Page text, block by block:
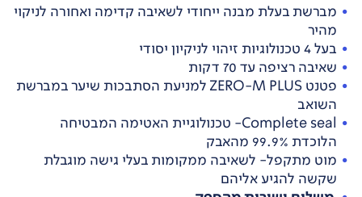
מברשת בעלת מבנה ייחודי לשאיבה קדימה ואחורה לניקוי
מהיר
בעל 4 טכנולוגיות זיהוי לניקיון יסודי
שאיבה רציפה עד 70 דקות
פטנט ZERO-M PLUS למניעת הסתבכות שיער במברשת
השואב
Complete seal- טכנולוגיית האטימה המבטיחה
הלוכדת 99.9% מהאבק
מוט מתקפל- לשאיבה ממקומות בעלי גישה מוגבלת
שקשה להגיע אליהם